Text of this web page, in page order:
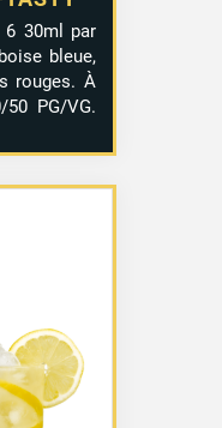
6 30ml par
bleue,
rouges. À
PG/VG.